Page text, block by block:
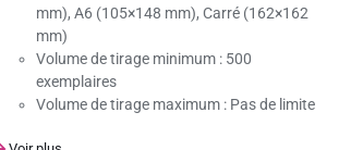
mm), A6 (105×148 mm), Carré (162×162
mm)
Volume de tirage minimum : 500
exemplaires
Volume de tirage maximum : Pas de limite